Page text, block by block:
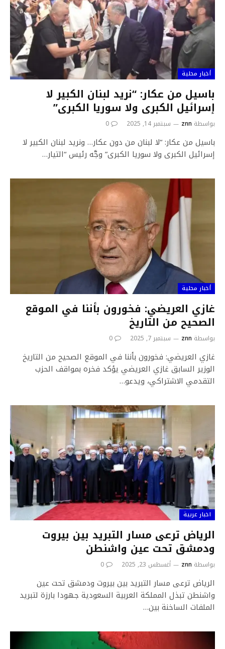
أخبار محلية
باسيل من عكار: “نريد لبنان الكبير لا
إسرائيل الكبرى ولا سوريا الكبرى”
بواسطة znn سبتمبر 14, 2025 0
باسيل من عكار: “لا لبنان من دون عكار… ونريد لبنان الكبير لا
إسرائيل الكبرى ولا سوريا الكبرى” وجَّه رئيس “التيار…
أخبار محلية
غازي العريضي: فخورون بأننا في الموقع
الصحيح من التاريخ
بواسطة znn سبتمبر 7, 2025 0
غازي العريضي: فخورون بأننا في الموقع الصحيح من التاريخ
الوزير السابق غازي العريضي يؤكد فخره بمواقف الحزب
التقدمي الاشتراكي، ويدعو…
اخبار عربية
الرياض ترعى مسار التبريد بين بيروت
ودمشق تحت عين واشنطن
بواسطة znn أغسطس 23, 2025 0
الرياض ترعى مسار التبريد بين بيروت ودمشق تحت عين
واشنطن تبذل المملكة العربية السعودية جهودا بارزة لتبريد
الملفات الساخنة بين…